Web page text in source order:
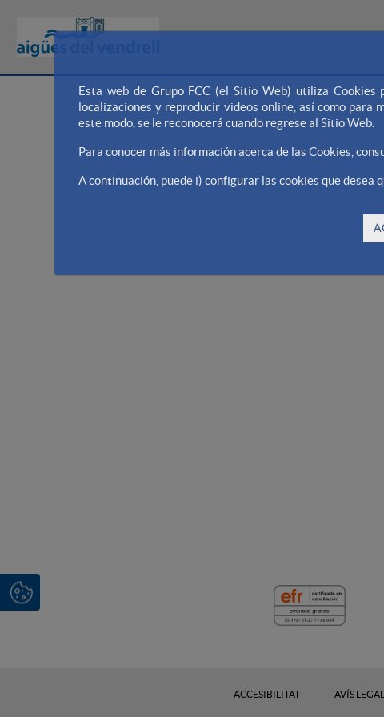
Esta web de Grupo FCC (el Sitio Web) utiliza
localizaciones y reproducir videos online, así como para
este modo, se le reconocerá cuando regrese al Sitio Web.
Para conocer más información acerca de las Cookies,
A continuación, puede i) configurar las cookies que desea
ACCESIBILITAT AVÍS LEGAL